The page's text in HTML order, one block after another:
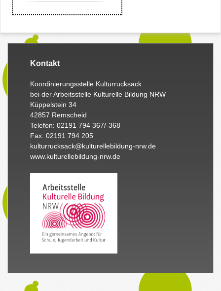
Kontakt
Koordinierungsstelle Kulturrucksack
bei der Arbeitsstelle Kulturelle Bildung NRW
Küppelstein 34
42857 Remscheid
Telefon: 02191 794 367/-368
Fax: 02191 794 205
kulturrucksack@kulturellebildung-nrw.de
www.kulturellebildung-nrw.de